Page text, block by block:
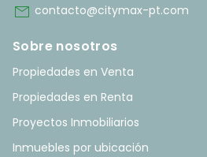
mail contacto@citymax-pt.com
Sobre nosotros
Propiedades en Venta
Propiedades en Renta
Proyectos Inmobiliarios
Inmuebles por ubicación